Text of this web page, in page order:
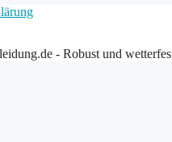
- Robust und